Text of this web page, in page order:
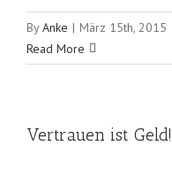
ByAnke | März 15th, 2015
Read More
Vertrauen ist Geld!